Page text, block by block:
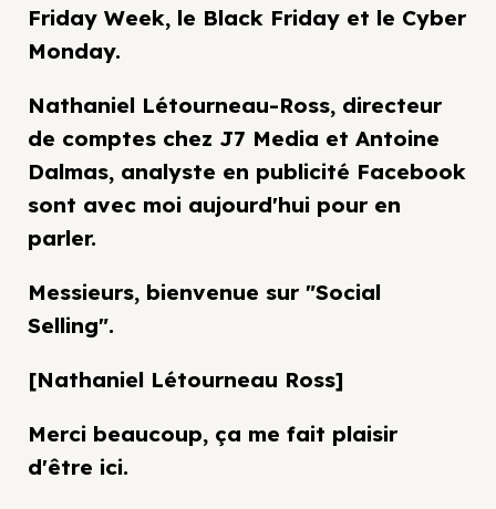
Friday Week, le Black Friday et le Cyber
Monday.
Nathaniel Létourneau-Ross, directeur
de comptes chez J7 Media et Antoine
Dalmas, analyste en publicité Facebook
sont avec moi aujourd'hui pour en
parler.
Messieurs, bienvenue sur "Social
Selling".
[Nathaniel Létourneau Ross]
Merci beaucoup, ça me fait plaisir
d'être ici.